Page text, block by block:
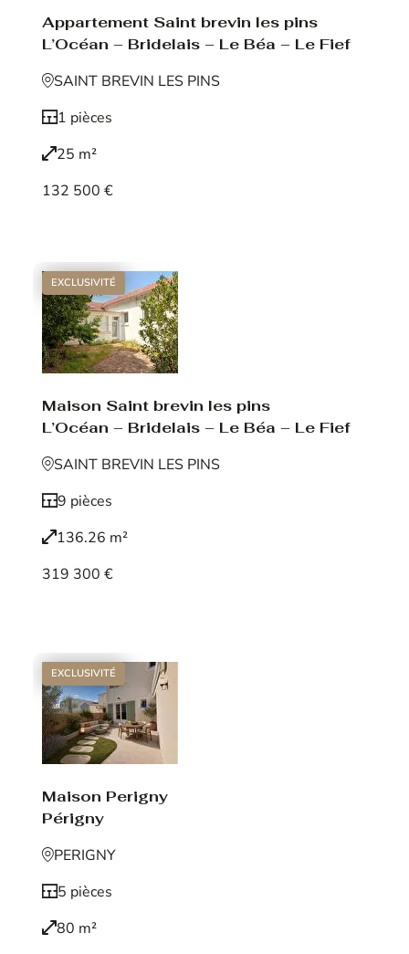
Appartement Saint brevin les pins
L’Océan – Bridelais – Le Béa – Le Fief
SAINT BREVIN LES PINS
1 pièces
25 m²
132 500 €
EXCLUSIVITÉ
Maison Saint brevin les pins
L’Océan – Bridelais – Le Béa – Le Fief
SAINT BREVIN LES PINS
9 pièces
136.26 m²
319 300 €
EXCLUSIVITÉ
Maison Perigny
Périgny
PERIGNY
5 pièces
80 m²